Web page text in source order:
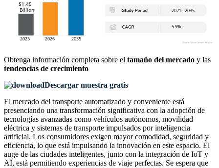
Obtenga información completa sobre el tamaño del mercado y las
tendencias de crecimiento
Descargar muestra gratis
El mercado del transporte automatizado y conveniente está
presenciando una transformación significativa con la adopción de
tecnologías avanzadas como vehículos autónomos, movilidad
eléctrica y sistemas de transporte impulsados ​​por inteligencia
artificial. Los consumidores exigen mayor comodidad, seguridad y
eficiencia, lo que está impulsando la innovación en este espacio. El
auge de las ciudades inteligentes, junto con la integración de IoT y
AI, está permitiendo experiencias de viaje perfectas. Se espera que